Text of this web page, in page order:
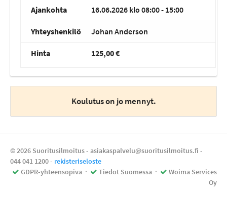
Ajankohta 16.06.2026 klo 08:00 - 15:00
Yhteyshenkilö Johan Anderson
Hinta 125,00 €
Koulutus on jo mennyt.
© 2026 Suoritusilmoitus - asiakaspalvelu@suoritusilmoitus.fi -
044 041 1200- rekisteriseloste
GDPR-yhteensopiva · Tiedot Suomessa ·
Woima Services
Oy